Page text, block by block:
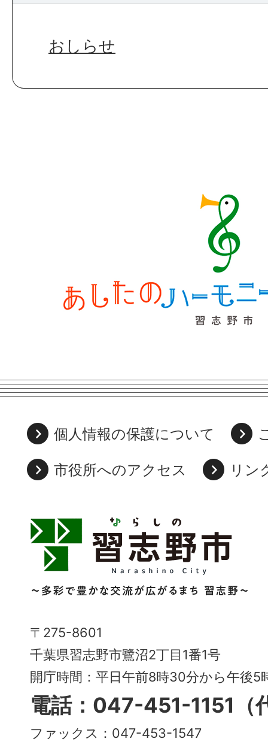
おしらせ
個人情報の保護について
市役所へのアクセス
リン
習
志
野
市
Narashino
City
～
多
彩
で
〒275-8601
千葉県習志野市鷺沼2丁目1番1号
開庁時間：平日午前8時30分から午後5
電話：047-451-1151（
ファックス：047-453-1547